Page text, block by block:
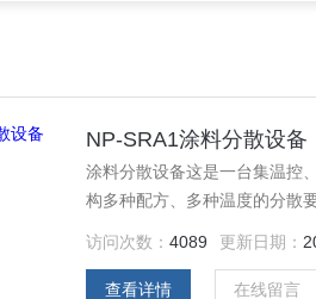
NP-SRA1涂料分散设备
涂料分散设备这是一台集温控
构多种配方、多种温度的分散
访问次数：4089 更新日期：
查看详情 在线留言